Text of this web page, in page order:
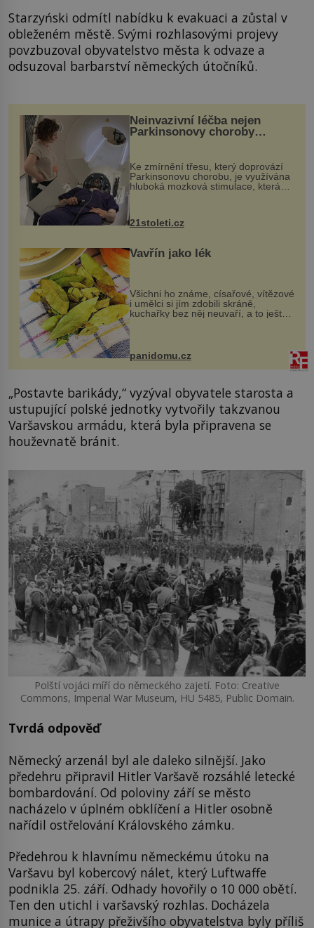
Starzyński odmítl nabídku k evakuaci a zůstal v
obleženém městě. Svými rozhlasovými projevy
povzbuzoval obyvatelstvo města k odvaze a
odsuzoval barbarství německých útočníků.
Neinvazivní léčba nejen
Parkinsonovy choroby
Ke zmírnění třesu, který doprovází
Parkinsonovu chorobu, je využívána
hluboká mozková stimulace, která
však vyžaduje vysoce invazivní
k dostatečně přesnému zacílení ...
21stoleti.cz
Vavřín jako lék
Všichni ho známe, císařové, vítězové
i umělci si jím zdobili skráně,
kuchařky bez něj neuvaří, a to ještě
nevíte, že bobkový list může výrazně
zmírnit některé naše neduhy.
Obsahuje v malém množství ně...
panidomu.cz
„Postavte barikády,“ vyzýval obyvatele starosta a
ustupující polské jednotky vytvořily takzvanou
Varšavskou armádu, která byla připravena se
houževnatě bránit.
Polští vojáci míří do německého zajetí. Foto: Creative
Commons, Imperial War Museum, HU 5485, Public Domain.
Tvrdá odpověď
Německý arzenál byl ale daleko silnější. Jako
předehru připravil Hitler Varšavě rozsáhlé letecké
bombardování. Od poloviny září se město
nacházelo v úplném obklíčení a Hitler osobně
nařídil ostřelování Královského zámku.
Předehrou k hlavnímu německému útoku na
Varšavu byl kobercový nálet, který Luftwaffe
podnikla 25. září. Odhady hovořily o 10 000 obětí.
Ten den utichl i varšavský rozhlas. Docházela
munice a útrapy přeživšího obyvatelstva byly příliš